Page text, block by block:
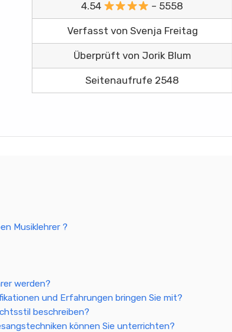
4.54 – 5558
Verfasst von Svenja Freitag
Überprüft von Jorik Blum
Seitenaufrufe 2548
Musiklehrer ?
werden?
und Erfahrungen bringen Sie mit?
beschreiben?
können Sie unterrichten?